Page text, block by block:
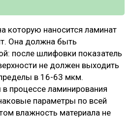
которую наносится ламинат
Она должна быть
после шлифовки показатель
не должен выходить
в 16-63 мкм.
процессе ламинирования
параметры по всей
влажность материала не